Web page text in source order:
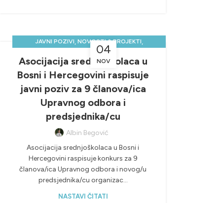
04
NOV
JAVNI POZIVI, NOVOSTI & PROJEKTI,
UPRAVNI ODBOR
Asocijacija srednjoškolaca u
Bosni i Hercegovini raspisuje
javni poziv za 9 članova/ica
Upravnog odbora i
predsjednika/cu
Albin Begović
Asocijacija srednjoškolaca u Bosni i
Hercegovini raspisuje konkurs za 9
članova/ica Upravnog odbora i novog/u
predsjednika/cu organizac...
NASTAVI ČITATI